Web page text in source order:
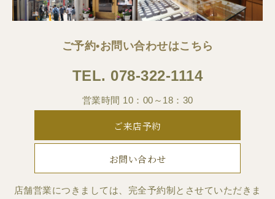
ご予約•お問い合わせはこちら
TEL. 078-322-1114
営業時間 10：00～18：30
ご来店予約
お問い合わせ
店舗営業につきましては、完全予約制とさせていただきま